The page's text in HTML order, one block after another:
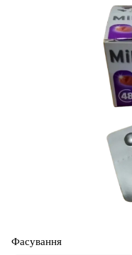
Фасування